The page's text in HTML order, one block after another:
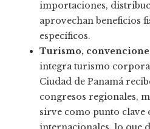
importaciones,
aprovechan beneficios
específicos.
Turismo,
integra turismo
Ciudad de Panamá
congresos regionales,
sirve como punto clave